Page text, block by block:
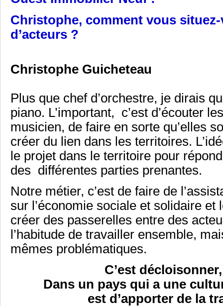
Christophe, comment vous
d’acteurs ?
Christophe Guicheteau
Plus que chef d’orchestre, je dirais
piano. L’important, c’est d’écouter
musicien, de faire en sorte qu’elles
créer du lien dans les territoires.
le projet dans le territoire pour
des différentes parties prenantes.
Notre métier, c’est de faire de
sur l’économie sociale et solidaire et
créer des passerelles entre des
l’habitude de travailler ensemble,
mêmes problématiques.
C’est
Dans un pays qui a une
est d’apporter de la